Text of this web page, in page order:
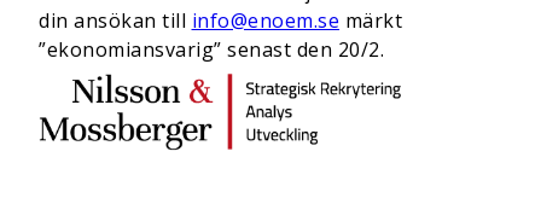
din ansökan till info@enoem.se märkt
”ekonomiansvarig” senast den 20/2.